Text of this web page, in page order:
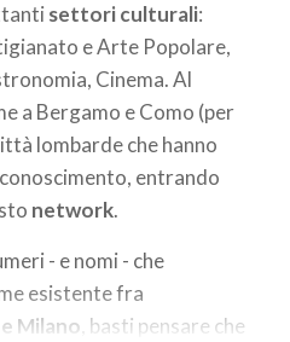
settori culturali:
e Arte Popolare,
Cinema. Al
a Bergamo e Como (per
lombarde che hanno
entrando
network.
- e nomi - che
esistente fra
Milano , basti pensare che